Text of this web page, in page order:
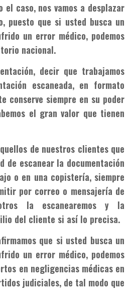
el caso, nos vamos a desplazar
puesto que si usted busca un
un error médico, podemos
nacional.
decir que trabajamos
escaneada, en formato
conserve siempre en su poder
el gran valor que tienen
de nuestros clientes que
de escanear la documentación
o en una copistería, siempre
por correo o mensajería de
la escanearemos y la
del cliente si así lo precisa.
que si usted busca un
un error médico, podemos
en negligencias médicas en
judiciales, de tal modo que